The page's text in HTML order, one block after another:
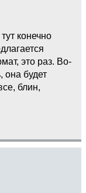
конечно
это раз. Во-
она будет
блин,